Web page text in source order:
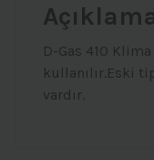
D-Gas 410
kullanılır.Eski
vardır.